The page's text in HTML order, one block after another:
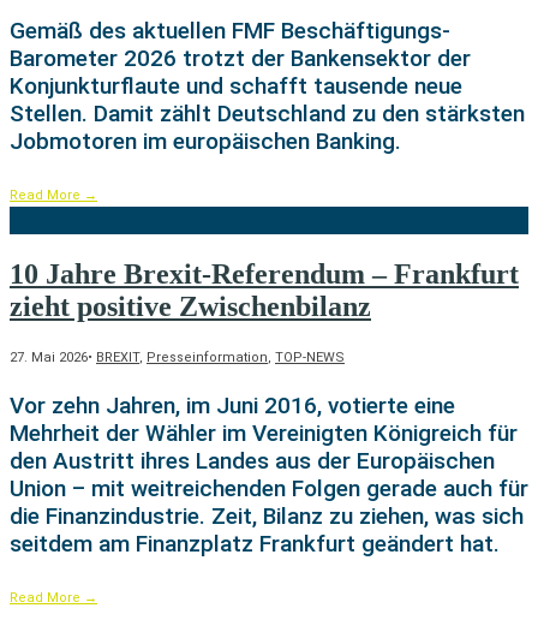
Gemäß des aktuellen FMF Beschäftigungs-
Barometer 2026 trotzt der Bankensektor der
Konjunkturflaute und schafft tausende neue
Stellen. Damit zählt Deutschland zu den stärksten
Jobmotoren im europäischen Banking.
Read More →
10 Jahre Brexit-Referendum – Frankfurt
zieht positive Zwischenbilanz
27. Mai 2026• BREXIT, Presseinformation, TOP-NEWS
Vor zehn Jahren, im Juni 2016, votierte eine
Mehrheit der Wähler im Vereinigten Königreich für
den Austritt ihres Landes aus der Europäischen
Union – mit weitreichenden Folgen gerade auch für
die Finanzindustrie. Zeit, Bilanz zu ziehen, was sich
seitdem am Finanzplatz Frankfurt geändert hat.
Read More →